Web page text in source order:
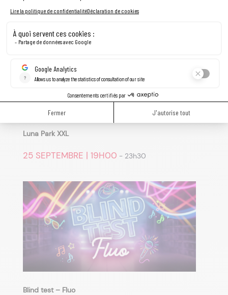
Luna Park XXL
25 SEPTEMBRE | 19H00 - 23h30
Blind test – Fluo